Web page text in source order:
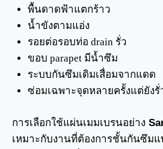
พื้นดาดฟ้าแตกร้าว
น้ำขังตามแอ่ง
รอยต่อรอบท่อ drain รั่ว
ขอบ parapet มีน้ำซึม
ระบบกันซึมเดิมเสื่อมจากแดด
ซ่อมเฉพาะจุดหลายครั้งแต่ยังรั่
การเลือกใช้แผ่นเมมเบรนอย่าง
เหมาะกับงานที่ต้องการชั้นกันซึมแ